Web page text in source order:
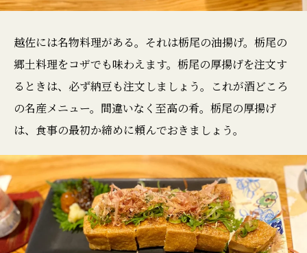
越佐には名物料理がある。それは栃尾の油揚げ。栃尾の
郷土料理をコザでも味わえます。栃尾の厚揚げを注文す
るときは、必ず納豆も注文しましょう。これが酒どころ
の名産メニュー。間違いなく至高の肴。栃尾の厚揚げ
は、食事の最初か締めに頼んでおきましょう。